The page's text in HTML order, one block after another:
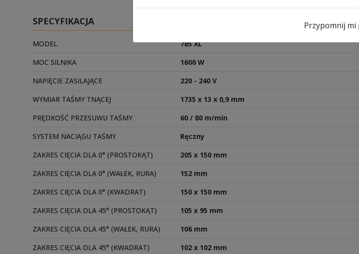
Przypomnij mi
SPECYFIKACJA
MODEL
785 XL
MOC SILNIKA
1600 W
NAPIĘCIE ZASILAJĄCE
220 - 240 V
WYMIAR TAŚMY TNĄCEJ
1735 x 13 x 0,9 mm
PRĘDKOŚĆ PRZESUWU TAŚMY
60 / 80 m/min
SYSTEM NACIĄGU TAŚMY
Ręczny
ZAKRES CIĘCIA DLA 0° (PROSTOKĄT)
205 x 150 mm
ZAKRES CIĘCIA DLA 0° (WAŁEK, RURA)
152 mm
ZAKRES CIĘCIA DLA 0° (KWADRAT)
150 x 150 mm
ZAKRES CIĘCIA DLA 45° (PROSTOKĄT)
105 x 95 mm
ZAKRES CIĘCIA DLA 45° (WAŁEK, RURA)
106 mm
ZAKRES CIĘCIA DLA 45° (KWADRAT)
102 x 102 mm